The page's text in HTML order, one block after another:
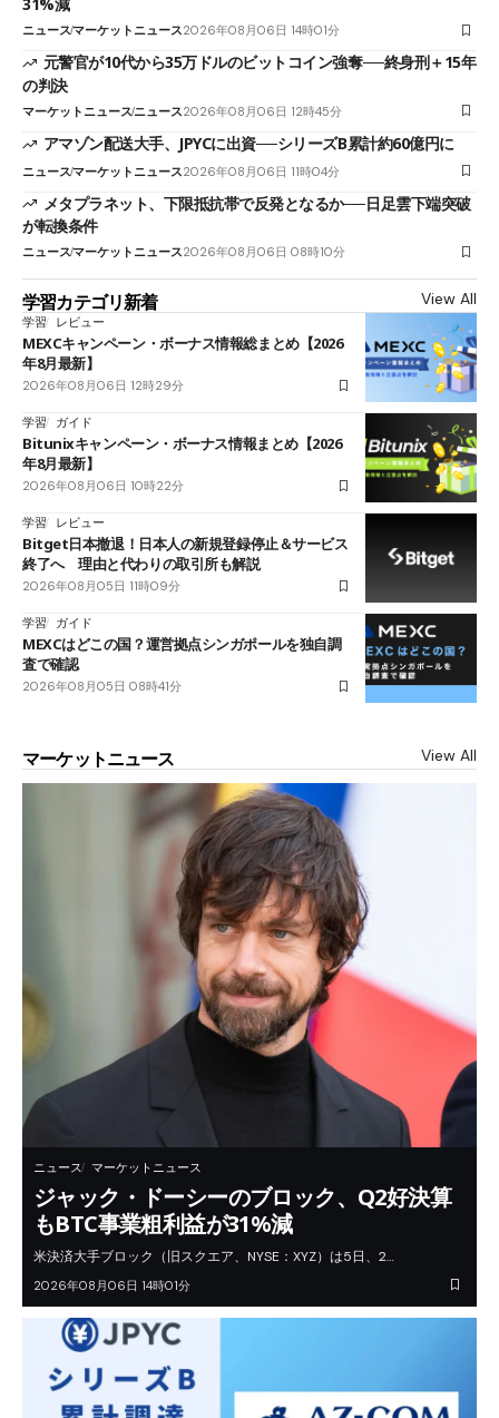
ニュースマーケットニュース2026年08月06日 14時01分
元警官が10代から35万ドルのビットコイン強奪──終身刑＋15年
の判決
マーケットニュースニュース2026年08月06日 12時45分
アマゾン配送大手、JPYCに出資──シリーズB累計約60億円に
ニュースマーケットニュース2026年08月06日 11時04分
メタプラネット、下限抵抗帯で反発となるか──日足雲下端突破
が転換条件
ニュースマーケットニュース2026年08月06日 08時10分
学習カテゴリ新着 View All
学習 レビュー
MEXCキャンペーン・ボーナス情報総まとめ【2026
年8月最新】
2026年08月06日 12時29分
学習 ガイド
Bitunixキャンペーン・ボーナス情報まとめ【2026
年8月最新】
2026年08月06日 10時22分
学習 レビュー
Bitget日本撤退！日本人の新規登録停止＆サービス
終了へ 理由と代わりの取引所も解説
2026年08月05日 11時09分
学習 ガイド
MEXCはどこの国？運営拠点シンガポールを独自調
査で確認
2026年08月05日 08時41分
マーケットニュース View All
ニュース マーケットニュース
ジャック・ドーシーのブロック、Q2好決算
もBTC事業粗利益が31%減
米決済大手ブロック（旧スクエア、NYSE：XYZ）は5日、2…
2026年08月06日 14時01分